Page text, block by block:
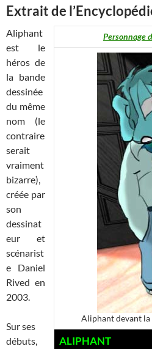
Extrait de
Personnage
Aliphant devant la
ALIPHANT
Aliphant
est le
héros de
la bande
dessinée
du même
nom (le
contraire
serait
vraiment
bizarre),
créée par
son
dessinat
eur et
scénarist
e Daniel
Rived en
2003.
Sur ses
débuts,